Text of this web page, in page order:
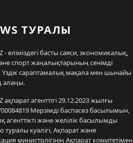
ТУРАЛЫ
- еліміздегі басты саяси, экономикалық,
спорт жаңалықтарының сенімді
Үздік сараптамалық мақала мен шынайы
алаңы.
ақпарат агенттігі 29.12.2023 жылғы
Мерзімді баспасөз басылымын,
агенттікті және желілік басылымды
туралы куәлігі, Ақпарат және
министрлігінің Ақпарат комитетімен